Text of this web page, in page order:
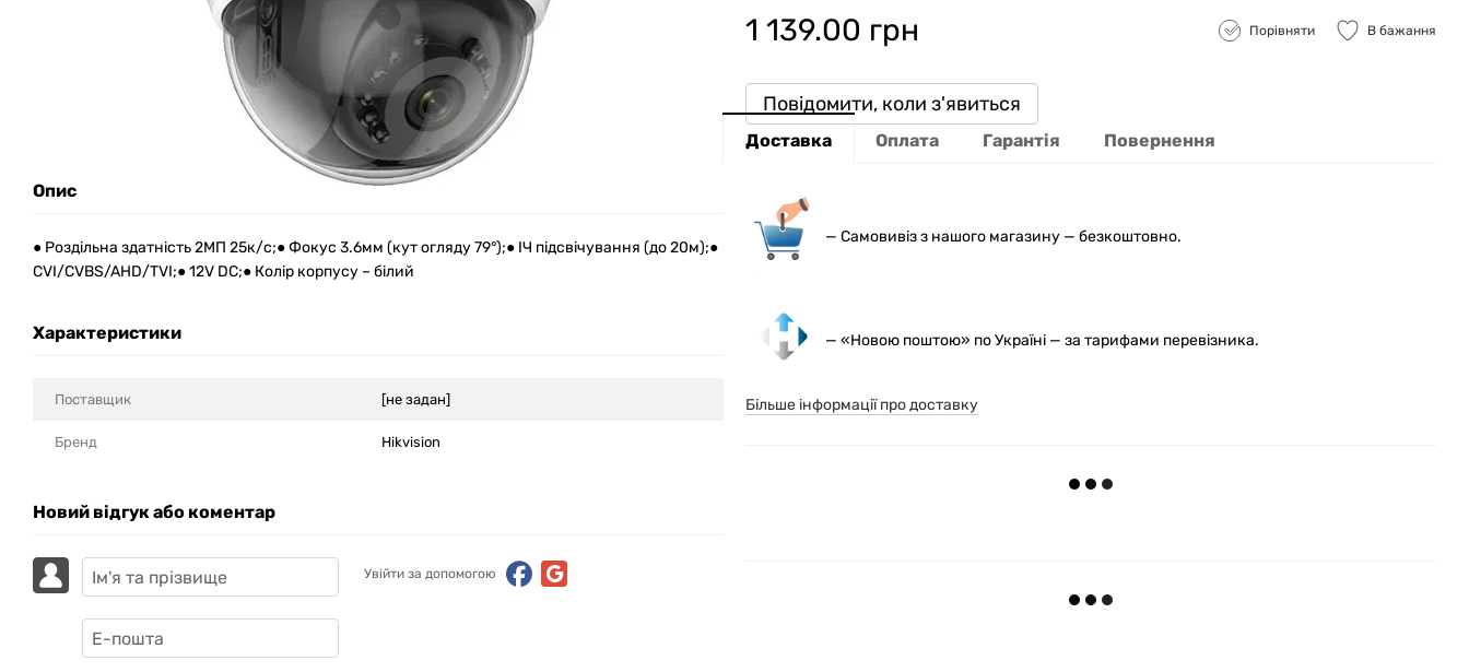
Опис
● Роздільна здатність 2МП 25к/с;● Фокус 3.6мм (кут огляду 79°);● ІЧ підсвічування (до 20м);●
CVI/CVBS/AHD/TVI;● 12V DC;● Колір корпусу – білий
Характеристики
Поставщик [не задан]
Бренд Hikvision
Новий відгук або коментар
Увійти за допомогою
1 139.00 грн Порівняти В бажання
Повідомити, коли з'явиться
Доставка Оплата Гарантія Повернення
— Самовивіз з нашого магазину — безкоштовно.
— «Новою поштою» по Україні — за тарифами перевізника.
Більше інформації про доставку